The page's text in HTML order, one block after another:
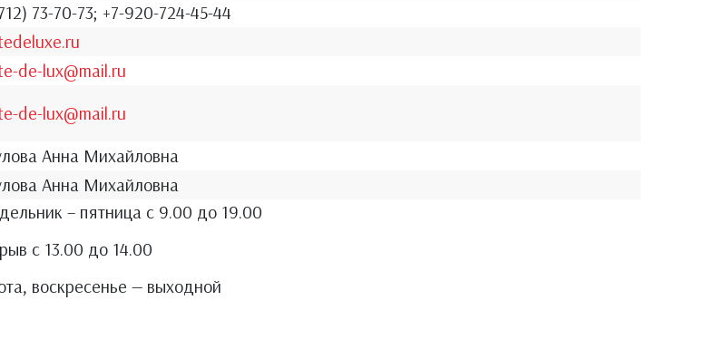
73-70-73; +7-920-724-45-44
de-lux@mail.ru
de-lux@mail.ru
Анна Михайловна
Анна Михайловна
– пятница с 9.00 до 19.00
с 13.00 до 14.00
воскресенье — выходной